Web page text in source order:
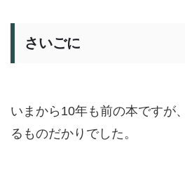
さいごに
いまから10年も前の本ですが
るものだかりでした。